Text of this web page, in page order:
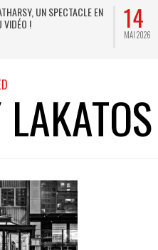
UN SPECTACLE EN
VIDÉO !
14
MAI 2026